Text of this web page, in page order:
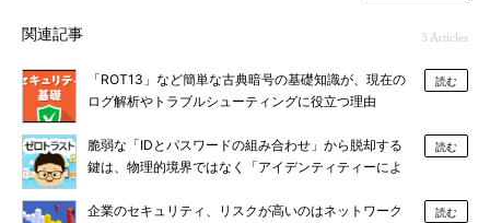
関連記事 3 Articles
「ROT13」など簡単な古典暗号の基礎知識が、現在の
ログ解析やトラブルシューティングに役立つ理由
読む
脆弱な「IDとパスワードの組み合わせ」から脱却する
鍵は、物理的境界ではなく「アイデンティティーによ
読む
企業のセキュリティ、リスクが高いのはネットワーク
読む